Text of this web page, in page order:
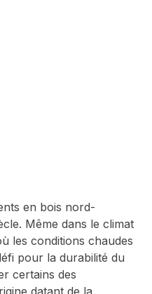
en bois nord-
Même dans le climat
les conditions chaudes
pour la durabilité du
certains des
datant de la